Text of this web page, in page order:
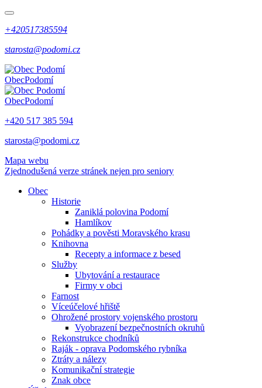
+420517385594
starosta@podomi.cz
ObecPodomí
ObecPodomí
+420 517 385 594
starosta@podomi.cz
Mapa webu
Zjednodušená verze stránek nejen pro seniory
Obec
Historie
Zaniklá polovina Podomí
Hamlíkov
Pohádky a pověsti Moravského krasu
Knihovna
Recepty a informace z besed
Služby
Ubytování a restaurace
Firmy v obci
Farnost
Víceúčelové hřiště
Ohrožené prostory vojenského prostoru
Vyobrazení bezpečnostních okruhů
Rekonstrukce chodníků
Raják - oprava Podomského rybníka
Ztráty a nálezy
Komunikační strategie
Znak obce